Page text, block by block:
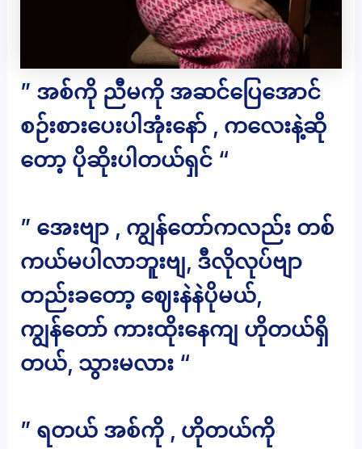
” အစ်ကို ညီမကို အဆင်ပြေအောင်
စဉ်းစားပေးပါအုံးနော် , ကလေးနဲ့ဆို
တော့ ပိုဆိုးပါတယ်ရှင် “
” အေးဗျာ , ကျွန်တော်ကလည်း တစ်
ကယ်မပါလာဘူးဗျ, ဒီလိုလုပ်ဗျာ
တည်းခတော့ ဈေးနဲနဲပိုမယ်,
ကျွန်တော် ကားထိုးနေကျ ဟိုတယ်ရှိ
တယ်, သွားမလား “
” ရတယ် အစ်ကို , ဟိုတယ်ကို